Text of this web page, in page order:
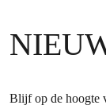
Blijf op de hoogte